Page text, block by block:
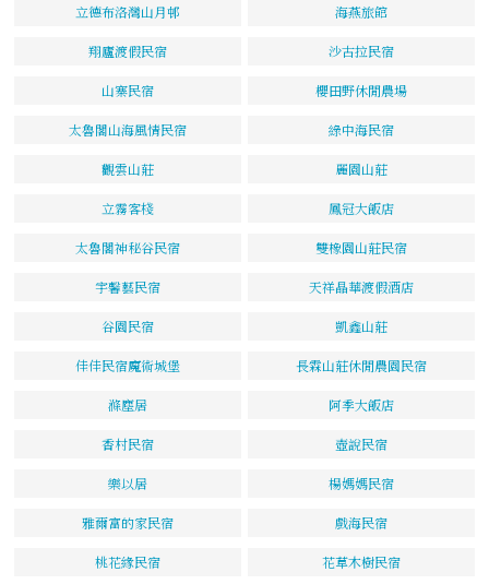
立德布洛灣山月邨 海燕旅館
翔廬渡假民宿 沙古拉民宿
山寨民宿 櫻田野休閒農場
太魯閣山海風情民宿 綠中海民宿
觀雲山莊 麗園山莊
立霧客棧 鳳冠大飯店
太魯閣神秘谷民宿 雙橡園山莊民宿
宇馨藝民宿 天祥晶華渡假酒店
谷園民宿 凱鑫山莊
佳佳民宿魔術城堡 長霖山莊休閒農園民宿
滌塵居 阿季大飯店
香村民宿 壺說民宿
樂以居 楊媽媽民宿
雅爾富的家民宿 戲海民宿
桃花緣民宿 花草木樹民宿